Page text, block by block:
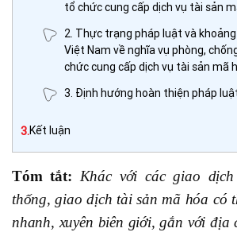
tổ chức cung cấp dịch vụ tài sản
2. Thực trạng pháp luật và
Việt Nam về nghĩa vụ phòng,
chức cung cấp dịch vụ tài sản mã
3. Định hướng hoàn thiện pháp
3.Kết luận
Tóm tắt: Khác với các giao
thống, giao dịch tài sản mã hóa có
nhanh, xuyên biên giới, gắn với địa